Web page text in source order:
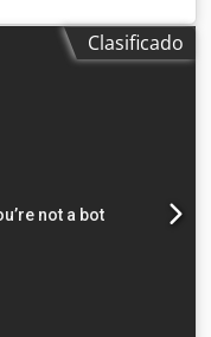
las fotografías y a la
de
Dkjdpfx
Clasificado